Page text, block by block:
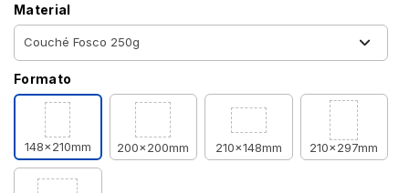
Material
Formato
148x210mm 200x200mm 210x148mm 210x297mm